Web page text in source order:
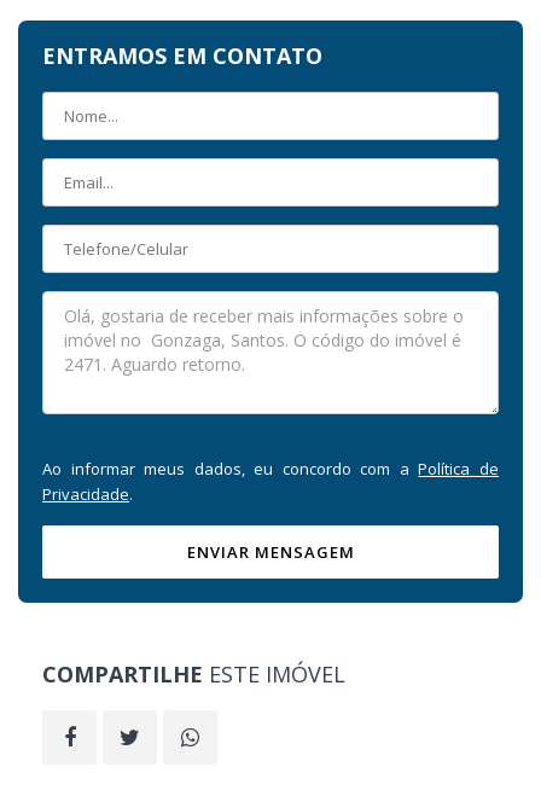
ENTRAMOS EM CONTATO
Ao informar meus dados, eu concordo com aPolítica de
Privacidade.
ENVIAR MENSAGEM
COMPARTILHE ESTE IMÓVEL